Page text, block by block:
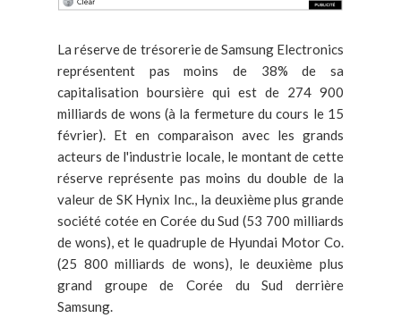
La réserve de trésorerie de Samsung Electronics
représentent pas moins de 38% de sa
capitalisation boursière qui est de 274 900
milliards de wons (à la fermeture du cours le 15
février). Et en comparaison avec les grands
acteurs de l'industrie locale, le montant de cette
réserve représente pas moins du double de la
valeur de SK Hynix Inc., la deuxième plus grande
société cotée en Corée du Sud (53 700 milliards
de wons), et le quadruple de Hyundai Motor Co.
(25 800 milliards de wons), le deuxième plus
grand groupe de Corée du Sud derrière
Samsung.